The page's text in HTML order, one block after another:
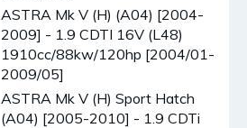
ASTRA Mk V (H) (A04) [2004-
2009] - 1.9 CDTI 16V (L48)
1910cc/88kw/120hp [2004/01-
2009/05]
ASTRA Mk V (H) Sport Hatch
(A04) [2005-2010] - 1.9 CDTi